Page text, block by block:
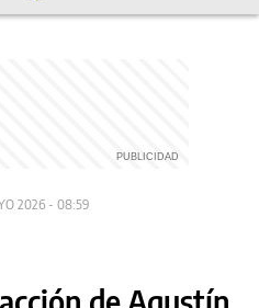
2026 - 08:59